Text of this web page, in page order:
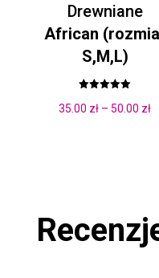
Drewniane
African
S,M,L)
5.00
35.00 zł – 50.00 zł